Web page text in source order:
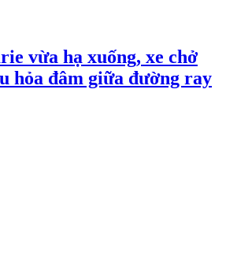
vừa hạ xuống, xe chở
hỏa đâm giữa đường ray